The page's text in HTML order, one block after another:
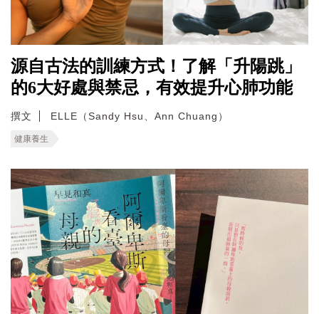
源自古法的訓練方式！了解「升陽跳」
的6大好處與禁忌，有效提升心肺功能
撰文 ELLE（Sandy Hsu、Ann Chuang）
健康養生